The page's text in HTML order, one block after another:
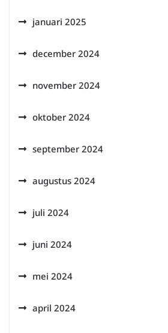
januari 2025
december 2024
november 2024
oktober 2024
september 2024
augustus 2024
juli 2024
juni 2024
mei 2024
april 2024